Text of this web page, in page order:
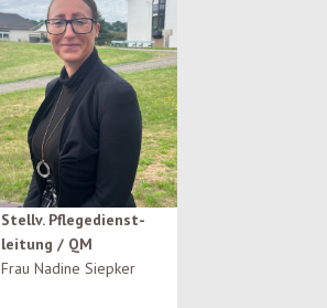
Stellv. Pflegedienst-
leitung / QM
Frau Nadine Siepker